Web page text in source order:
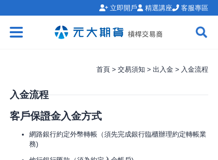
立即開戶 精選講座 客服專區
首頁 > 交易須知 > 出入金 > 入金流程
入金流程